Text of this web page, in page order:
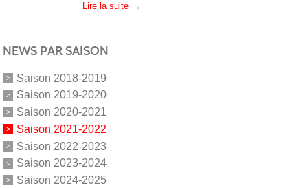
Lire la suite
NEWS PAR SAISON
Saison 2018-2019
Saison 2019-2020
Saison 2020-2021
Saison 2021-2022
Saison 2022-2023
Saison 2023-2024
Saison 2024-2025